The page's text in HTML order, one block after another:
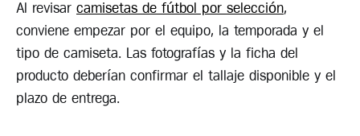
Al revisar camisetas de fútbol por selección,
conviene empezar por el equipo, la temporada y el
tipo de camiseta. Las fotografías y la ficha del
producto deberían confirmar el tallaje disponible y el
plazo de entrega.